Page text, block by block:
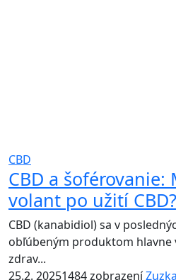
CBD
CBD a šoférovanie:
volant po užití CBD?
CBD (kanabidiol) sa v
obľúbeným produktom hlavne
zdrav...
25.2. 20251484 zobrazeníZuzka